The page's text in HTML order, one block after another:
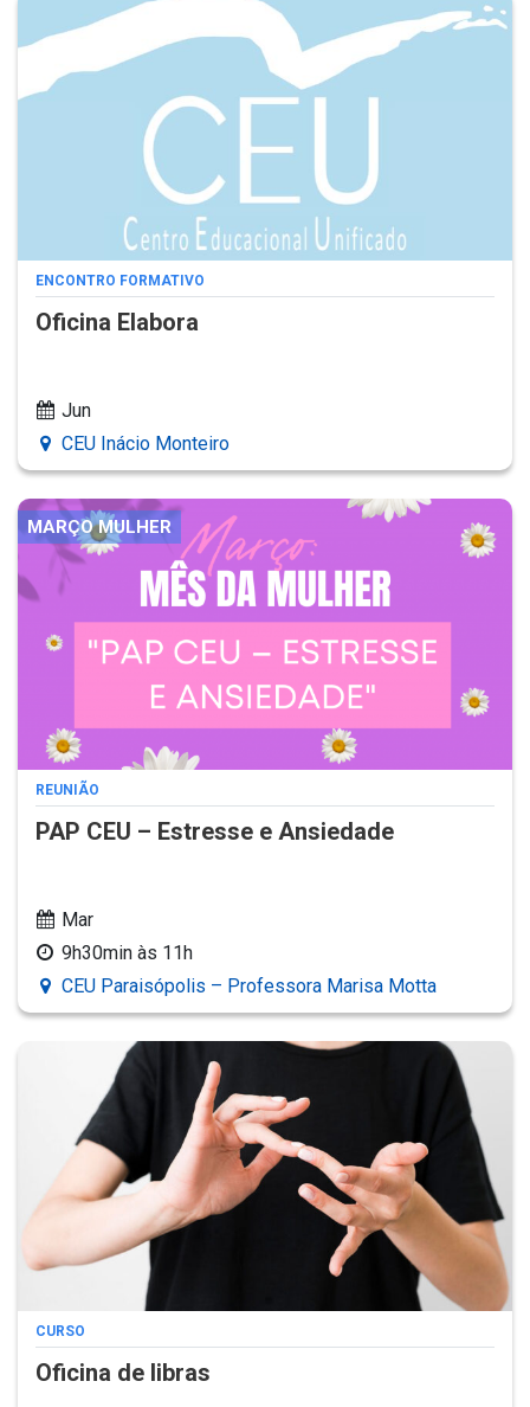
ENCONTRO FORMATIVO
Oficina Elabora
Jun
CEU Inácio Monteiro
MARÇO MULHER
REUNIÃO
PAP CEU – Estresse e Ansiedade
Mar
9h30min às 11h
CEU Paraisópolis – Professora Marisa Motta
CURSO
Oficina de libras